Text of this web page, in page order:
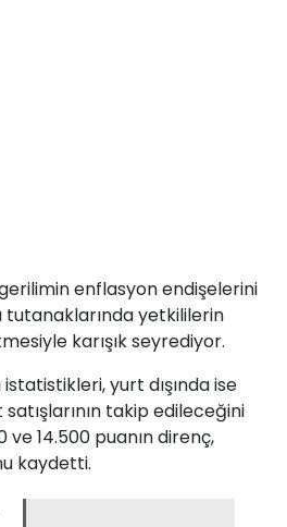
enflasyon endişelerini
tutanaklarında yetkililerin
karışık seyrediyor.
yurt dışında ise
takip edileceğini
ve 14.500 puanın direnç,
kaydetti.